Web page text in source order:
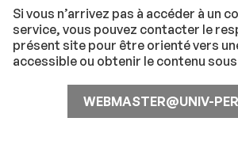
Si vous n’arrivez pas à accéder à un
service, vous pouvez contacter le
présent site pour être orienté vers
accessible ou obtenir le contenu
WEBMASTER@UNIV-